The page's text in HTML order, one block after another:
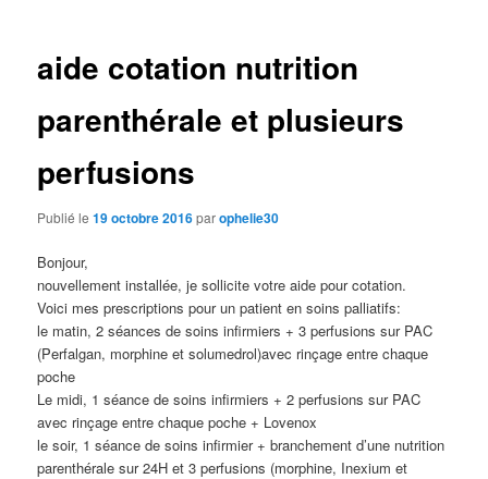
aide cotation nutrition
parenthérale et plusieurs
perfusions
Publié le19 octobre 2016parophelie30
Bonjour,
nouvellement installée, je sollicite votre aide pour cotation.
Voici mes prescriptions pour un patient en soins palliatifs:
le matin, 2 séances de soins infirmiers + 3 perfusions sur PAC
(Perfalgan, morphine et solumedrol)avec rinçage entre chaque
poche
Le midi, 1 séance de soins infirmiers + 2 perfusions sur PAC
avec rinçage entre chaque poche + Lovenox
le soir, 1 séance de soins infirmier + branchement d’une nutrition
parenthérale sur 24H et 3 perfusions (morphine, Inexium et